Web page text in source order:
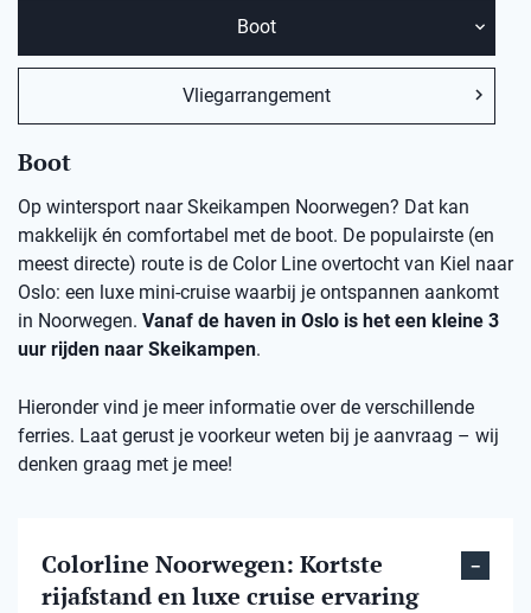
Boot
Vliegarrangement
Boot
Op wintersport naar Skeikampen Noorwegen? Dat kan
makkelijk én comfortabel met de boot. De populairste (en
meest directe) route is de Color Line overtocht van Kiel naar
Oslo: een luxe mini-cruise waarbij je ontspannen aankomt
in Noorwegen. Vanaf de haven in Oslo is het een kleine 3
uur rijden naar Skeikampen.
Hieronder vind je meer informatie over de verschillende
ferries. Laat gerust je voorkeur weten bij je aanvraag – wij
denken graag met je mee!
Colorline Noorwegen: Kortste
rijafstand en luxe cruise ervaring